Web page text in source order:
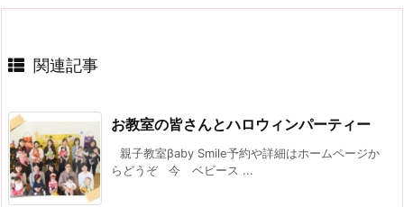
関連記事
お教室の皆さんとハロウィンパーティー
親子教室βaby Smile予約や詳細はホームページか
らどうぞ 今 ベビース ...